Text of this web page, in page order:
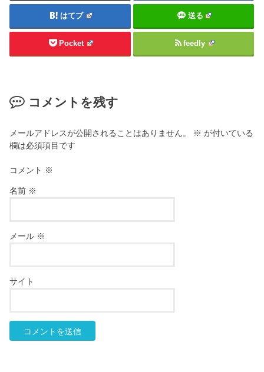
はてブ 送る
Pocket feedly
コメントを残す
メールアドレスが公開されることはありません。 ※ が付いている
欄は必須項目です
コメント ※
名前 ※
メール ※
サイト